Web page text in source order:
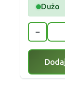
Dużo
−